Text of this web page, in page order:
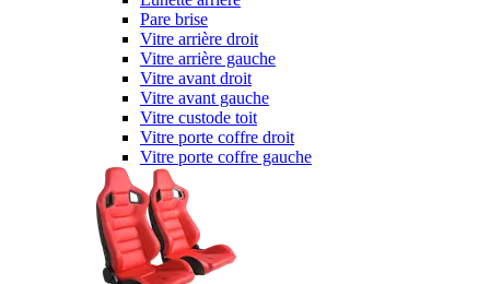
Pare brise
Vitre arrière droit
Vitre arrière gauche
Vitre avant droit
Vitre avant gauche
Vitre custode toit
Vitre porte coffre droit
Vitre porte coffre gauche